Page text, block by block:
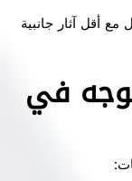
أقل آثار جانبية
في